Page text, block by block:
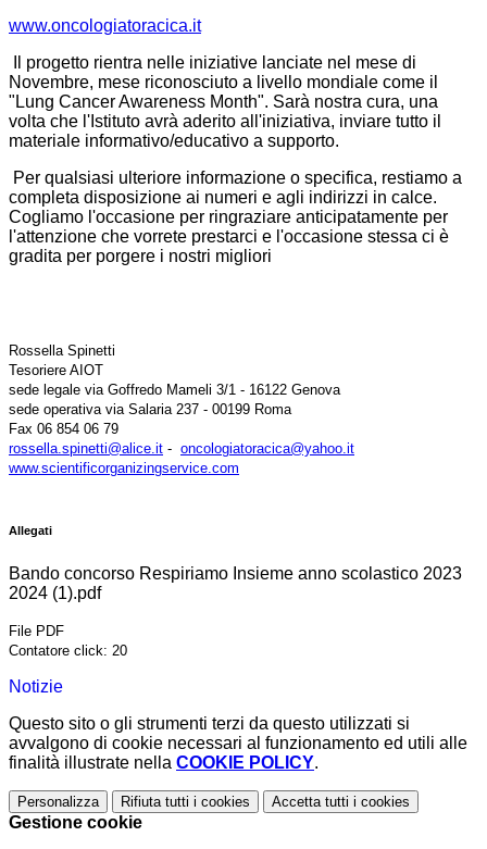
www.oncologiatoracica.it
Il progetto rientra nelle iniziative lanciate nel mese di
Novembre, mese riconosciuto a livello mondiale come il
"Lung Cancer Awareness Month". Sarà nostra cura, una
volta che l'Istituto avrà aderito all'iniziativa, inviare tutto il
materiale informativo/educativo a supporto.
Per qualsiasi ulteriore informazione o specifica, restiamo a
completa disposizione ai numeri e agli indirizzi in calce.
Cogliamo l'occasione per ringraziare anticipatamente per
l'attenzione che vorrete prestarci e l'occasione stessa ci è
gradita per porgere i nostri migliori
Rossella Spinetti
Tesoriere AIOT
sede legale via Goffredo Mameli 3/1 - 16122 Genova
sede operativa via Salaria 237 - 00199 Roma
Fax 06 854 06 79
rossella.spinetti@alice.it - oncologiatoracica@yahoo.it
www.scientificorganizingservice.com
Allegati
Bando concorso Respiriamo Insieme anno scolastico 2023
2024 (1).pdf
File PDF
Contatore click: 20
Notizie
Questo sito o gli strumenti terzi da questo utilizzati si
avvalgono di cookie necessari al funzionamento ed utili alle
finalità illustrate nella COOKIE POLICY.
Personalizza Rifiuta tutti i cookies Accetta tutti i cookies
Gestione cookie